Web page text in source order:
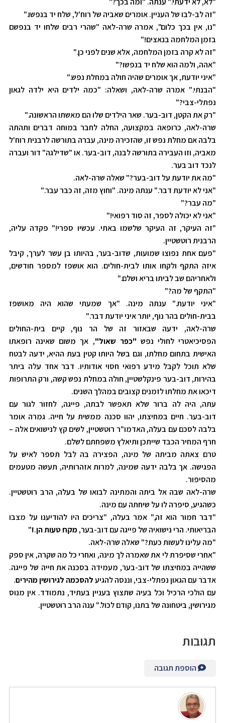
"זה לב-לבו של העניין. אומרים שאביה של רוח'ל, שלח יד בנפשו."
"נו, אין בכך כלום", אמרה שרה-לאה "שהרי רבים שלחו יד בנפשם
בזמן המלחמה בנאצים!"
"זה לא קרה בזמן המלחמה, אלא שנים לפני כן."
"אהה, ולמה הוא שלח יד בנפשו?"
"איני יודעת, אך אומרים שהיה חולה במחלת נפש."
"הבנתי." אמרה שרה-לאה, ושאלה: "כמה ילדים היא ילדה לגאון
נפתלי-צבי?"
"רק את הקטן, דוב-בער. שאר הילדים שלו הם מאשתו הראשונה."
שרה-לאה, כרופאה במקצועה, החלה לחבר במוחה דברים ותהתה
בלבה אם מחלת נפש זו, שהזכירה מינה, עברה בתורשה לרבנית רוח'ל
מאביה, וזו העבירה בתורשה לבנה, דוב-בער. או "שדילגה" דור ועברה
לנכד דוב בער.
"מה את יודעת על דוב-בער?" שאלה שרה-לאה.
"אני לא יודעת דבר." ענתה מינה. "וחוץ מזה, זה כבר עבר."
"מה עבר?"
"אני לא יכולה לספר, זה סוד רפואי!"
"זה העיקר, זה העיקר שלשמו באתי. עכשיו ספרי!" פקדה עליה,
הרבנית רוטשטיין.
"פעם אחת נפוצו שמועות, שדוב-בער, בהיותו בן עשר לערך, קיבל
איזה התקף ולקחו אותו לבית-חולים. הוא אושפז למספר חודשים,
ולאחריהם שב לביתו בריא ושלם."
"התקף של מה?"
"איני יודעת." ענתה מינה. "אך שמעתי שהוא היה מאושפז
בבית-חולים בהר נוף, יותר איני יודעת דבר."
שרה-לאה, ידעה שבאזור זה של הר נוף, קיים בית-החולים
הפסיכיאטרי לחולי נפש "כפר שאול", אך משום שאינה רופאתו
האישית בתחום מחלתו, וגם בשל היותו קטין בעת ההיא, ידעה לבטח
שלא תוכל לקבל מידע רפואי חסוי אודותיו. דבר אחד עלה ביתר
בהירות, דוב-בער פינקלשטיין, חולה במחלת נפש קשה, ורק התרופות
דיכאו את מחלתו לזמנים קצובים במהלך השנים.
עתה, היה לה ברור שלא תאפשר לבתה, פייגה, לחזור לגור עם
דוב-בער. חיים במחיצתו, יהוו סכנה ממשית על חייה. גמרה אומר
בלבה לסכם עם בעלה, האדמו"ר רוטשטיין, לשים קץ לנישואים אלה –
חרף המחיר הכבד שייתכן ותיאלץ משפחתם לשלם.
טרם צאתה מביתה של מינה, הפצירה בה לבל תספר לאיש על
הפגישה. אך בלבה ידעה שמינה, למרות אזהרותיה, תעשה מטעמים
מהסיפור.
שרה-לאה שבה אל ביתה והמתינה לבואו של בעלה, הרב רוטשטיין.
כשהגיע, סיפרה לו על שיחתה עם מינה.
"דבר חמור הוא זה," אמר בעלה, "צריכים היו להודיענו על מצבו
הבריאותי. הרי נישואיה של פייגה עם דוב-בער,מקח טעות הן.
!
"
"מה עלינו לעשות כעת?" שאלה שרה-לאה.
"אחרי שסיפרת לי את שאמרה לך מינה, ואחרי כל מה שקרה, אין ספק
ששהייה במחיצתו של דוב-בער, מעמידה בסכנה את חייה של פייגה.
אדבר עם הגאון נפתלי-צבי, וננסה להגיעלהסכמה לגירושין מהירים.
עם הולכי הרכיל וכל בעיה שתצוץ בעניין בעתיד, נתמודד. אין מנוס
מגירושין, ביטחונה של בתנו, קודם לכול." ענה הרב רוטשטיין.
תגובות
הוספת תגובה